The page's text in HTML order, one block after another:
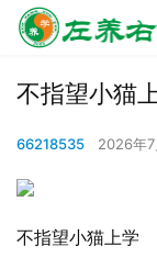
不指望小猫
66218535 2026年
不指望小猫上学